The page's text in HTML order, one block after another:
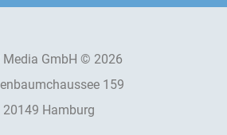
Media GmbH © 2026
159
20149 Hamburg